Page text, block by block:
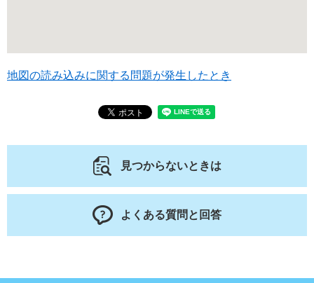
地図の読み込みに関する問題が発生したとき
見つからないときは
よくある質問と回答